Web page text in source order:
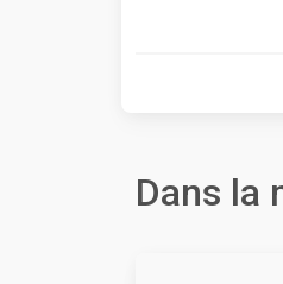
Dans la